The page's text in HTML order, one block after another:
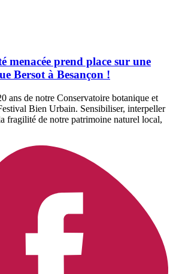
menacée prend place sur une
Bersot à Besançon !
ans de notre Conservatoire botanique et
Bien Urbain. Sensibiliser, interpeller
fragilité de notre patrimoine naturel local,